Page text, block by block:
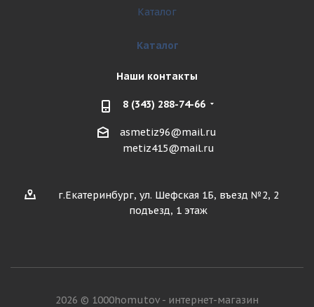
Каталог
Каталог
Наши контакты
8 (343) 288-74-66
asmetiz96@mail.ru
metiz415@mail.ru
г.Екатеринбург, ул. Шефская 1Б, въезд №2, 2
подъезд, 1 этаж
2026 © 1000homutov - интернет-магазин